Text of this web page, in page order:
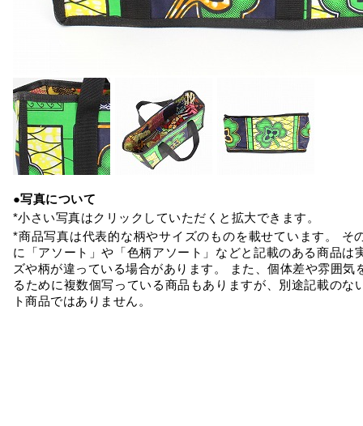
●写真について
*小さい写真はクリックしていただくと拡大できます。
*商品写真は代表的な柄やサイズのものを載せています。 そ
に「アソート」や「色柄アソート」などと記載のある商品は
ズや柄が違っている場合があります。 また、個体差や雰囲気
るために複数個写っている商品もありますが、別途記載のな
ト商品ではありません。